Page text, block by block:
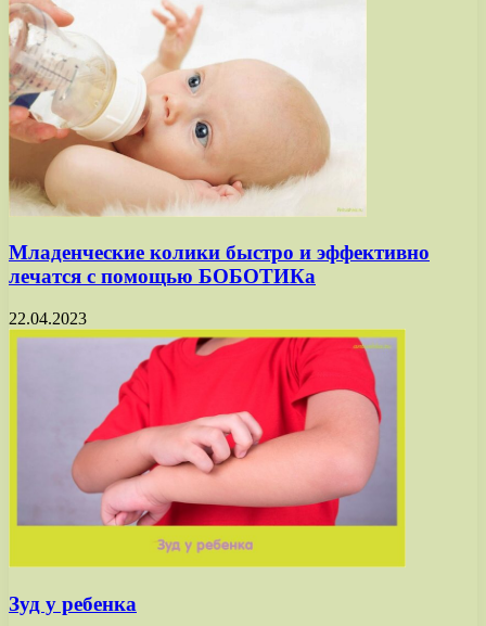
Младенческие колики быстро и эффективно
лечатся с помощью БОБОТИКа
22.04.2023
Зуд у ребенка